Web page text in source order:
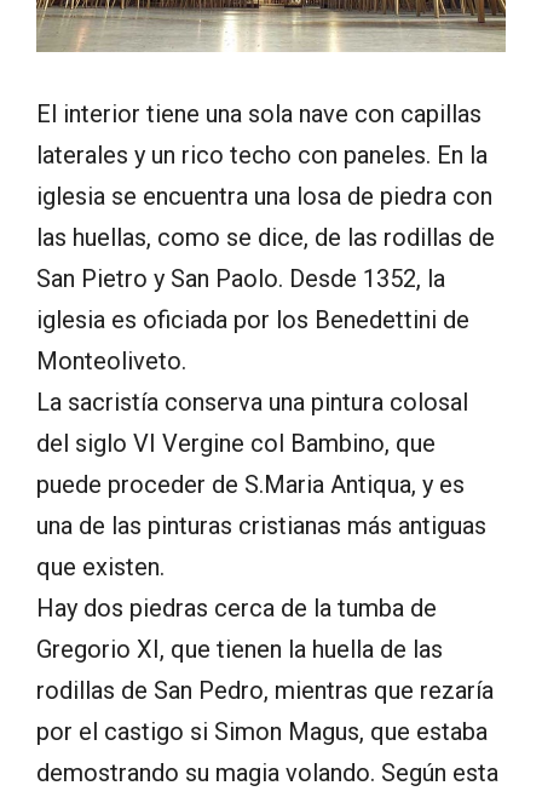
El interior tiene una sola nave con capillas
laterales y un rico techo con paneles. En la
iglesia se encuentra una losa de piedra con
las huellas, como se dice, de las rodillas de
San Pietro y San Paolo. Desde 1352, la
iglesia es oficiada por los Benedettini de
Monteoliveto.
La sacristía conserva una pintura colosal
del siglo VI Vergine col Bambino, que
puede proceder de S.Maria Antiqua, y es
una de las pinturas cristianas más antiguas
que existen.
Hay dos piedras cerca de la tumba de
Gregorio XI, que tienen la huella de las
rodillas de San Pedro, mientras que rezaría
por el castigo si Simon Magus, que estaba
demostrando su magia volando. Según esta